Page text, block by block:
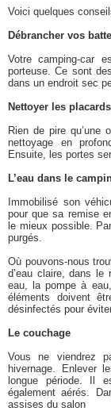
Voici quelques
Débrancher vos
Votre camping-car
porteuse. Ce sont
dans un endroit sec
Nettoyer les
Rien de pire qu’une
nettoyage en
Ensuite, les portes
L’eau dans le
Immobilisé son
pour que sa remise
le mieux possible.
purgés.
Où pouvons-nous
d’eau claire, dans le
eau, la pompe à
éléments doivent
désinfectés pour
Le couchage
Vous ne viendrez
hivernage. Enlever
longue période. Il
également aérés.
assises du salon